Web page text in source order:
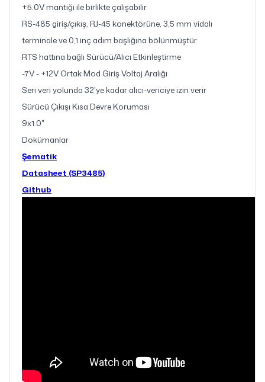
+5.0V mantığı ile birlikte çalışabilir
RS-485 giriş/çıkış, RJ-45 konektörüne, 3,5 mm vidalı
terminale ve 0,1 inç adım başlığına bölünmüştür
RTS hattına bağlı Sürücü/Alıcı Etkinleştirme
-7V - +12V Ortak Mod Giriş Voltaj Aralığı
Seri veri yolunda 32'ye kadar alıcı-vericiye izin verir
Sürücü Çıkışı Kısa Devre Koruması
9x1.0"
Dokümanlar
Şematik
Datasheet (SP3485)
Github